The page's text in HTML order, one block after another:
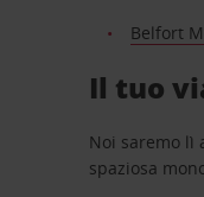
Belfort
Il tuo
Noi saremo lì
spaziosa